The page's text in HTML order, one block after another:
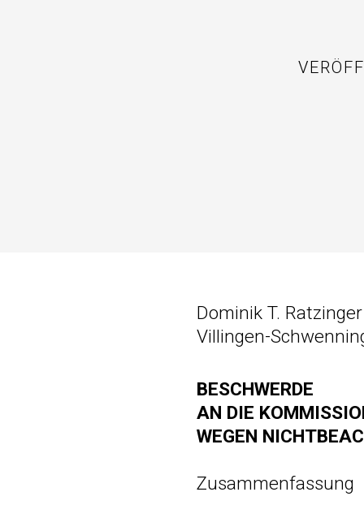
Dominik T. Ratzinger
Villingen-
BESCHWERDE
AN DIE
WEGEN
Zusammenfassung